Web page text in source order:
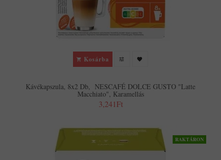
Kosárba
Kávékapszula, 8x2 Db, NESCAFÉ DOLCE GUSTO "Latte
Macchiato", Karamellás
3,241Ft
RAKTÁRON